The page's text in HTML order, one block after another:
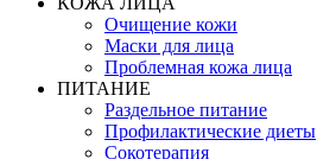
Очищение кожи
Маски для лица
Проблемная кожа лица
ПИТАНИЕ
Раздельное питание
Профилактические диеты
Сокотерапия